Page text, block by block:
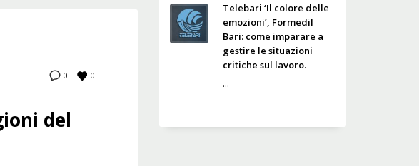
0 0
del
Telebari ‘Il colore delle
emozioni’, Formedil
Bari: come imparare a
gestire le situazioni
critiche sul lavoro.
...